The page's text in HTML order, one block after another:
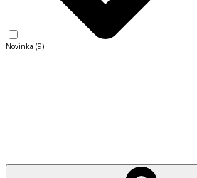
Novinka (9)